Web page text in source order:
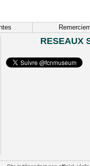
RESEAUX